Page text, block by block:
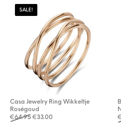
SALE!
Casa Jewelry Ring Wikkeltje
Roségoud
€64.95 Oorspronkelijke prijs was:
€33.00 Huidige prijs is: €33.00.€